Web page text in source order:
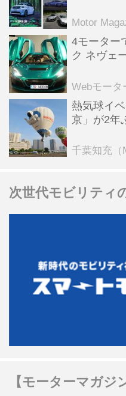
Motor
4モーター
ク ネヴェ
全版／115
Webモータ
熱気球イ
京」が2年
ンテンツも
千葉知充（
次世代モビリティ
【モーターマガジ